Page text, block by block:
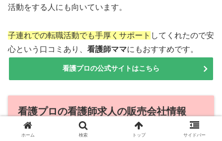
活動をする人にも向いています。
子連れでの転職活動でも手厚くサポート してくれたので安
心という口コミあり、 看護師ママにもおすすめです。
看護プロの公式サイトはこちら
看護プロの看護師求人の販売会社情報
ホーム 検索 トップ サイドバー